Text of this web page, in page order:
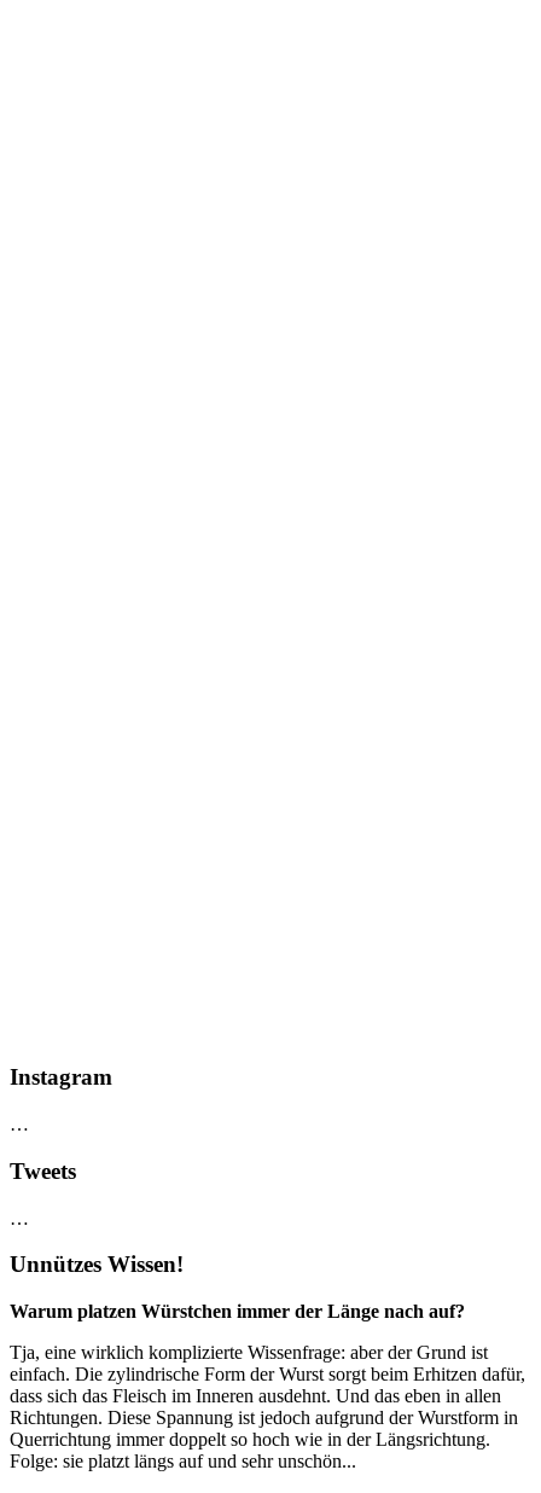
Instagram
…
Tweets
…
Unnützes Wissen!
Warum platzen Würstchen immer der Länge nach auf?
Tja, eine wirklich komplizierte Wissenfrage: aber der Grund ist
einfach. Die zylindrische Form der Wurst sorgt beim Erhitzen dafür,
dass sich das Fleisch im Inneren ausdehnt. Und das eben in allen
Richtungen. Diese Spannung ist jedoch aufgrund der Wurstform in
Querrichtung immer doppelt so hoch wie in der Längsrichtung.
Folge: sie platzt längs auf und sehr unschön...